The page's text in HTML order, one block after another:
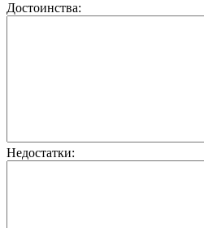
Достоинства:
Недостатки: